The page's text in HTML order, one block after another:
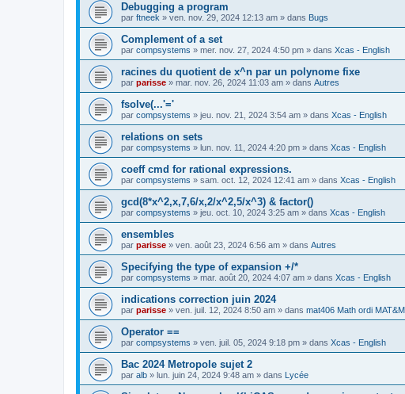
Debugging a program
par ftneek » ven. nov. 29, 2024 12:13 am » dans Bugs
Complement of a set
par compsystems » mer. nov. 27, 2024 4:50 pm » dans Xcas - English
racines du quotient de x^n par un polynome fixe
par parisse » mar. nov. 26, 2024 11:03 am » dans Autres
fsolve(...'='
par compsystems » jeu. nov. 21, 2024 3:54 am » dans Xcas - English
relations on sets
par compsystems » lun. nov. 11, 2024 4:20 pm » dans Xcas - English
coeff cmd for rational expressions.
par compsystems » sam. oct. 12, 2024 12:41 am » dans Xcas - English
gcd(8*x^2,x,7,6/x,2/x^2,5/x^3) & factor()
par compsystems » jeu. oct. 10, 2024 3:25 am » dans Xcas - English
ensembles
par parisse » ven. août 23, 2024 6:56 am » dans Autres
Specifying the type of expansion +/*
par compsystems » mar. août 20, 2024 4:07 am » dans Xcas - English
indications correction juin 2024
par parisse » ven. juil. 12, 2024 8:50 am » dans mat406 Math ordi
Operator ==
par compsystems » ven. juil. 05, 2024 9:18 pm » dans Xcas - English
Bac 2024 Metropole sujet 2
par alb » lun. juin 24, 2024 9:48 am » dans Lycée